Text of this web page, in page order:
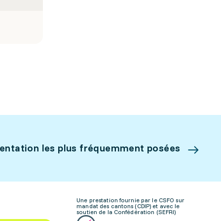
les plus fréquemment posées
Une prestation fournie par le CSFO sur
mandat des cantons (CDIP) et avec le
soutien de la Confédération (SEFRI)